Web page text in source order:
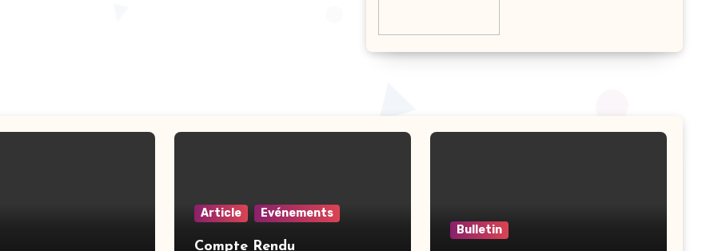
Article Evénements
Compte Rendu
Bulletin